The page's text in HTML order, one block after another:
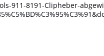
911-8191-Clipheber-